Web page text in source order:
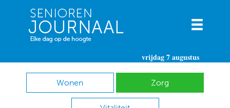
vrijdag 7 augustus
Wonen Zorg